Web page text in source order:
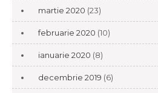
martie 2020 (23)
februarie 2020 (10)
ianuarie 2020 (8)
decembrie 2019 (6)